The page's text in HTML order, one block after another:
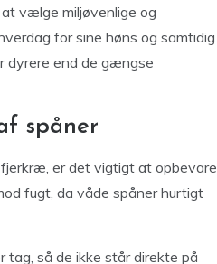
vælge miljøvenlige og
for sine høns og samtidig
dyrere end de gængse
spåner
er det vigtigt at opbevare
fugt, da våde spåner hurtigt
tag, så de ikke står direkte på